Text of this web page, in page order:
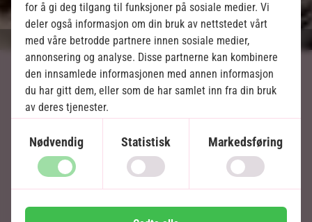
Strandferie på Zanzibar
en helt annen, men like imponerende opplevelse.
Denne øya i Det indiske hav er kjent for sine
kritthvite strender og sitt klare, turkise vann.
for å gi deg tilgang til funksjoner på sosiale medier. Vi
deler også informasjon om din bruk av nettstedet vårt
med våre betrodde partnere innen sosiale medier,
annonsering og analyse. Disse partnerne kan kombinere
den innsamlede informasjonen med annen informasjon
du har gitt dem, eller som de har samlet inn fra din bruk
av deres tjenester.
Nødvendig Statistisk Markedsføring